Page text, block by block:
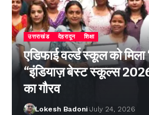
उत्तराखंड देहरादून शिक्षा
एडिफाई वर्ल्ड स्कूल को
“इंडियाज़ बेस्ट स्कूल्स
का गौरव
Lokesh Badoni July 24, 2026